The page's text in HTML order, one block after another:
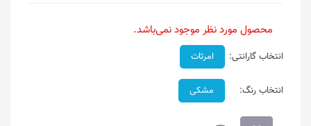
محصول مورد نظر موجود نمی‌باشد.
انتخاب گارانتی: امرتات
انتخاب رنگ: مشکی